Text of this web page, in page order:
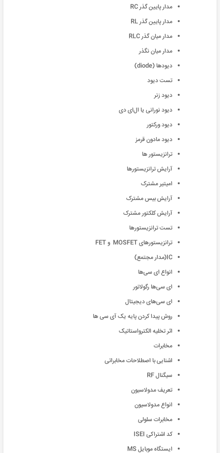
مدار پایین گذر RC
مدار پایین گذر RL
مدار میان گذر RLC
مدار میان نگذر
دیود‌ها (diode)
تست دیود
دیود زنر
دیود نورانی یا ال‌ای دی
دیود ورکتور
دیود مادون قرمز
ترانزیستور ها
آرایش ترانزیستور‌ها
امیتیر مشترک
آرایش بیس مشترک
آرایش کلکتور مشترک
تست ترانزیستور‌ها
ترانزیستور‌های MOSFET و FET
IC(مدار مجتمع)
انواع‌ ای سی‌ها
ای سی‌ها رگولاتور
ای سی‌های دیجیتال
روش پیدا کردن پایه یک ‌آی سی ها
اثر تخلیه الکترواستاتیک
مخابرات
اشنایی با اصطلاحات مخابراتی
سیگنال RF
تعریف مدولاسیون
انواع مدولاسیون
مخابرات سلولی
کد اشتراکی ISEI
ایستگاه موبایل MS